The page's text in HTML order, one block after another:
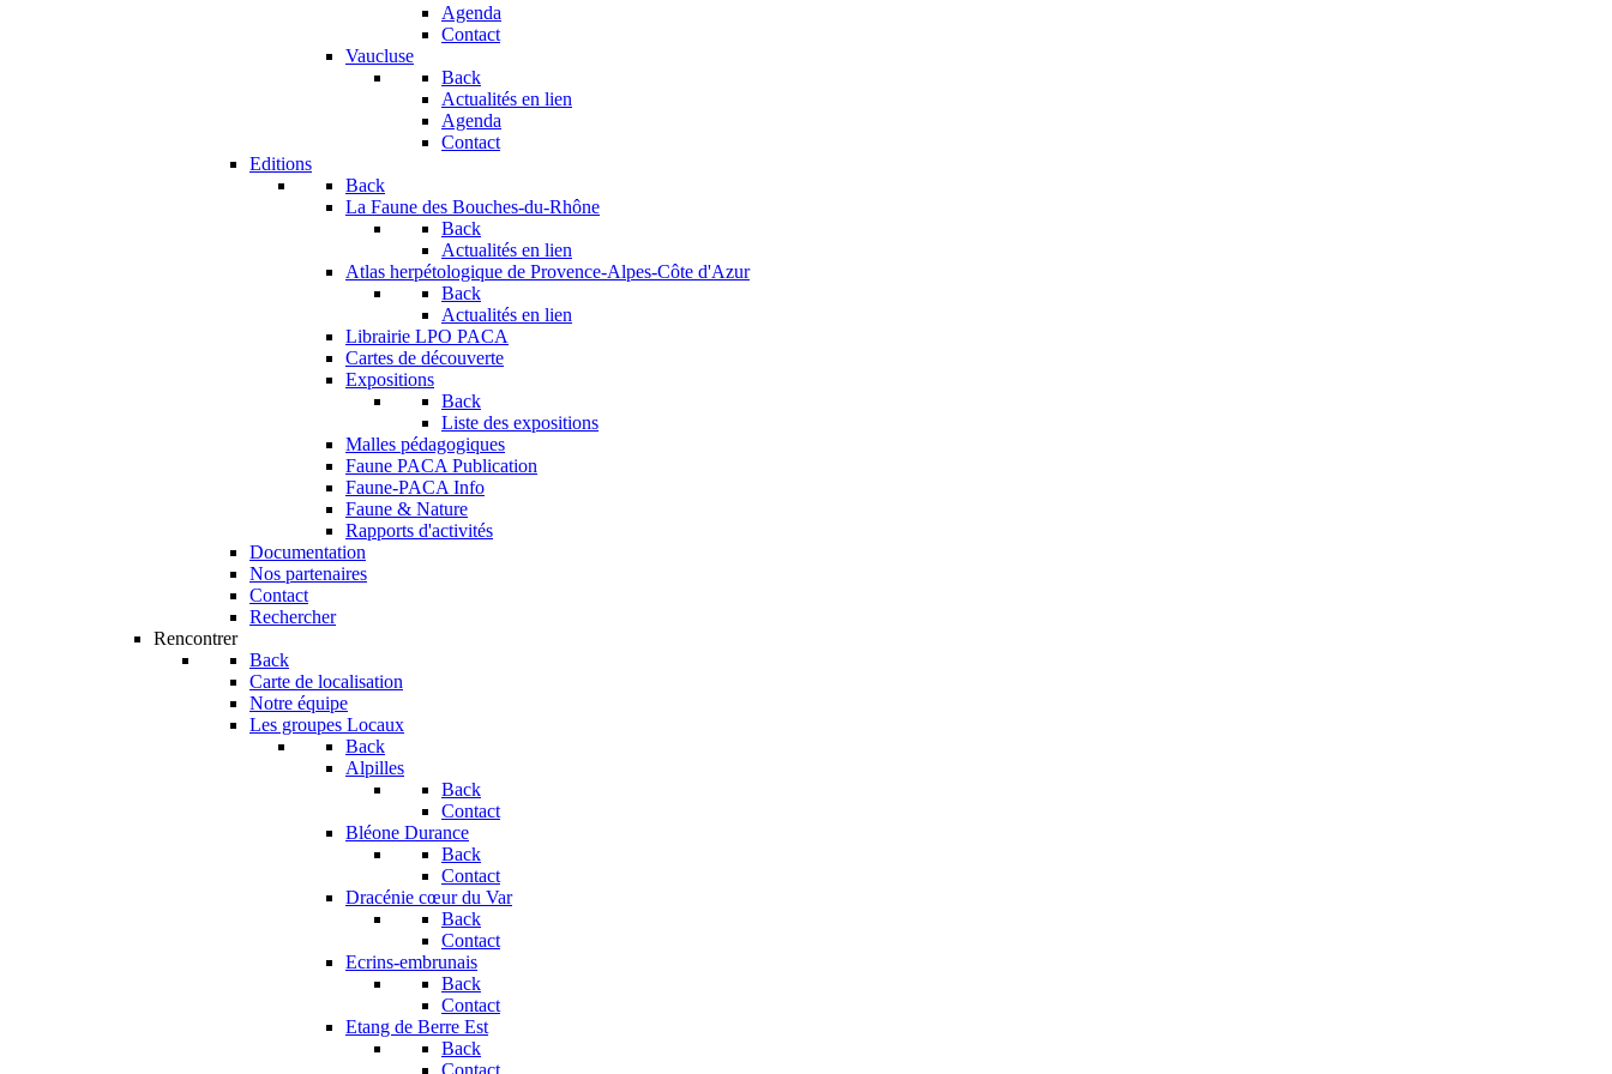
Agenda
Contact
Vaucluse
Back
Actualités en lien
Agenda
Contact
Editions
Back
La Faune des Bouches-du-Rhône
Back
Actualités en lien
Atlas herpétologique de Provence-Alpes-Côte d'Azur
Back
Actualités en lien
Librairie LPO PACA
Cartes de découverte
Expositions
Back
Liste des expositions
Malles pédagogiques
Faune PACA Publication
Faune-PACA Info
Faune & Nature
Rapports d'activités
Documentation
Nos partenaires
Contact
Rechercher
Rencontrer
Back
Carte de localisation
Notre équipe
Les groupes Locaux
Back
Alpilles
Back
Contact
Bléone Durance
Back
Contact
Dracénie cœur du Var
Back
Contact
Ecrins-embrunais
Back
Contact
Etang de Berre Est
Back
Contact